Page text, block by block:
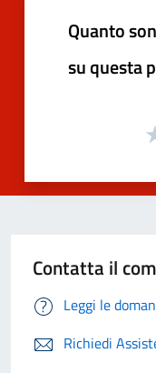
Quanto
su questa
Contatta il
Leggi le
Richiedi